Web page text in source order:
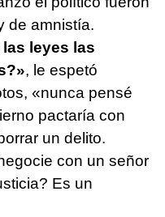
de amnistía.
leyes las
, le espetó
«nunca pensé
pactaría con
un delito.
con un señor
Es un